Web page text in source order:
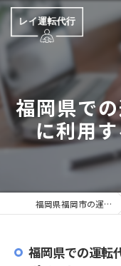
福岡県で
に利用
福岡県福岡市の運転代行ならレイ運転代行
福岡県での運転